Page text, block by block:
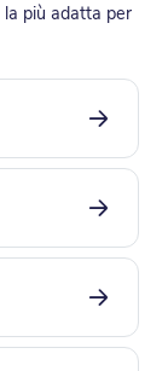
la più adatta per